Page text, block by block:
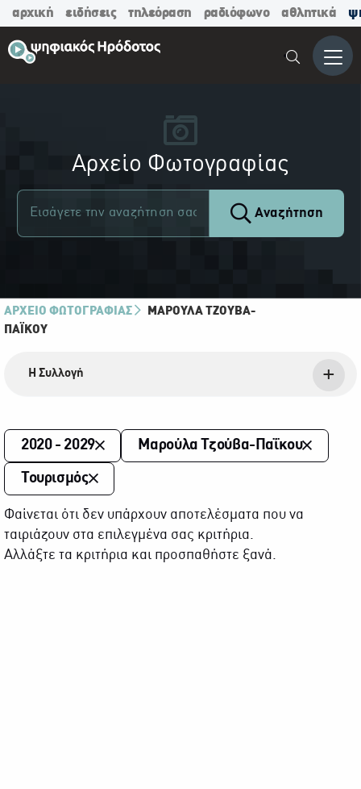
αρχική ειδήσεις τηλεόραση ραδιόφωνο αθλητικά
Μενού
Αρχείο Φωτογραφίας
Αναζήτηση
ΑΡΧΕΙΟ ΦΩΤΟΓΡΑΦΙΑΣ
ΜΑΡΟΎΛΑ ΤΖΟΎΒΑ-
ΠΑΪ́ΚΟΥ
Η Συλλογή
2020 - 2029 Μαρούλα Τζούβα-Παΐκου
Τουρισμός
Φαίνεται ότι δεν υπάρχουν αποτελέσματα που να
ταιριάζουν στα επιλεγμένα σας κριτήρια.
Αλλάξτε τα κριτήρια και προσπαθήστε ξανά.